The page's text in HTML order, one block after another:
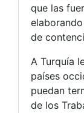
que las
de
A Turquía
países
puedan
de los